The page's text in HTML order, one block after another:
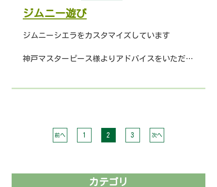
ジムニー遊び
ジムニーシエラをカスタマイズしています
神戸マスターピース様よりアドバイスをいただきながら楽しくジムニー遊びしています。試乗もできます！お気軽にご一報ください。
前へ 1 2 3 次へ
カテゴリ